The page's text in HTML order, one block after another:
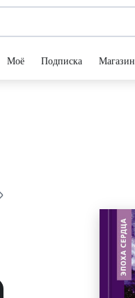
Моё Подписка Магазин